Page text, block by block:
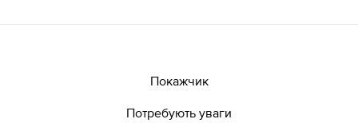
Покажчик
Потребують уваги